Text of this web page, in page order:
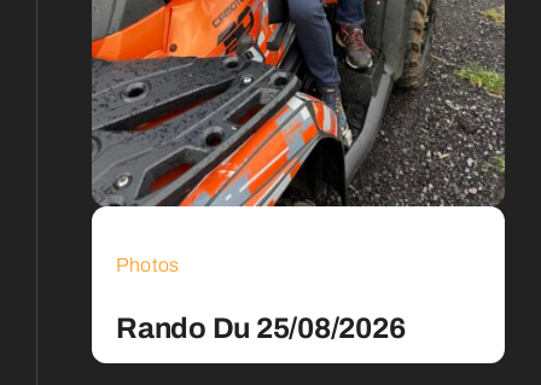
Photos
Rando Du 25/08/2026